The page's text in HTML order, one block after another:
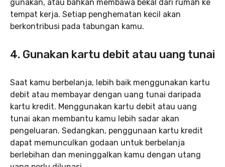
gunakan, atau bahkan membawa bekal dari rumah ke
tempat kerja. Setiap penghematan kecil akan
berkontribusi pada tabungan kamu.
4. Gunakan kartu debit atau uang tunai
Saat kamu berbelanja, lebih baik menggunakan kartu
debit atau membayar dengan uang tunai daripada
kartu kredit. Menggunakan kartu debit atau uang
tunai akan membantu kamu lebih sadar akan
pengeluaran. Sedangkan, penggunaan kartu kredit
dapat memunculkan godaan untuk berbelanja
berlebihan dan meninggalkan kamu dengan utang